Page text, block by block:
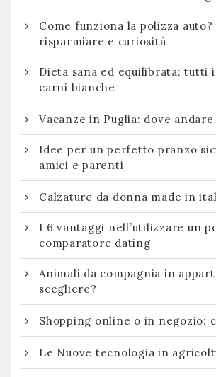
Come funziona la polizza
risparmiare e curiosità
Dieta sana ed equilibrata: tutti
carni bianche
Vacanze in Puglia: dove andare
Idee per un perfetto pranzo
amici e parenti
Calzature da donna made in
I 6 vantaggi nell’utilizzare un
comparatore dating
Animali da compagnia in
scegliere?
Shopping online o in negozio:
Le Nuove tecnologia in